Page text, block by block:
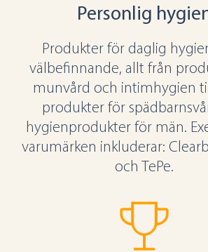
Personlig
Produkter för daglig
välbefinnande, allt från
munvård och intimhygien
produkter för
hygienprodukter för män.
varumärken inkluderar:
och TePe.